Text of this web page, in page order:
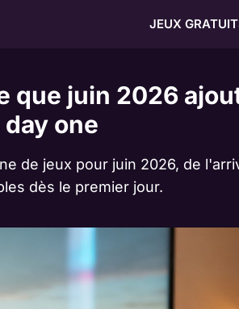
JEUX
que juin 2026
one
de jeux pour juin 2026, de
dès le premier jour.